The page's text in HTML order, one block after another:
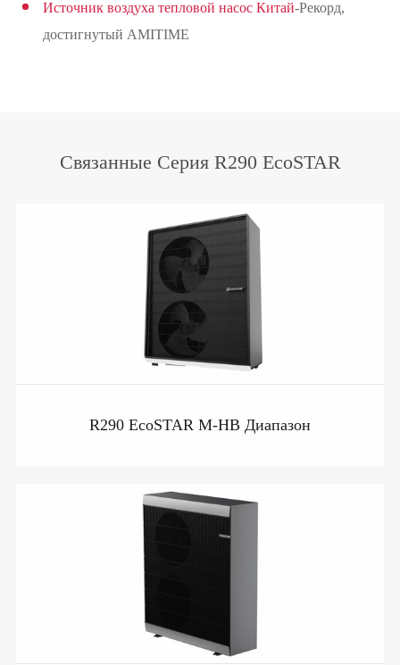
Источник воздуха тепловой насос Китай-Рекорд,
достигнутый AMITIME
Связанные Серия R290 EcoSTAR
R290 EcoSTAR M-HB Диапазон